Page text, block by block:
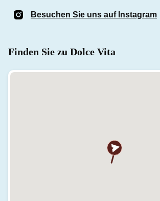
Besuchen Sie uns auf Instagram
Finden Sie zu Dolce Vita